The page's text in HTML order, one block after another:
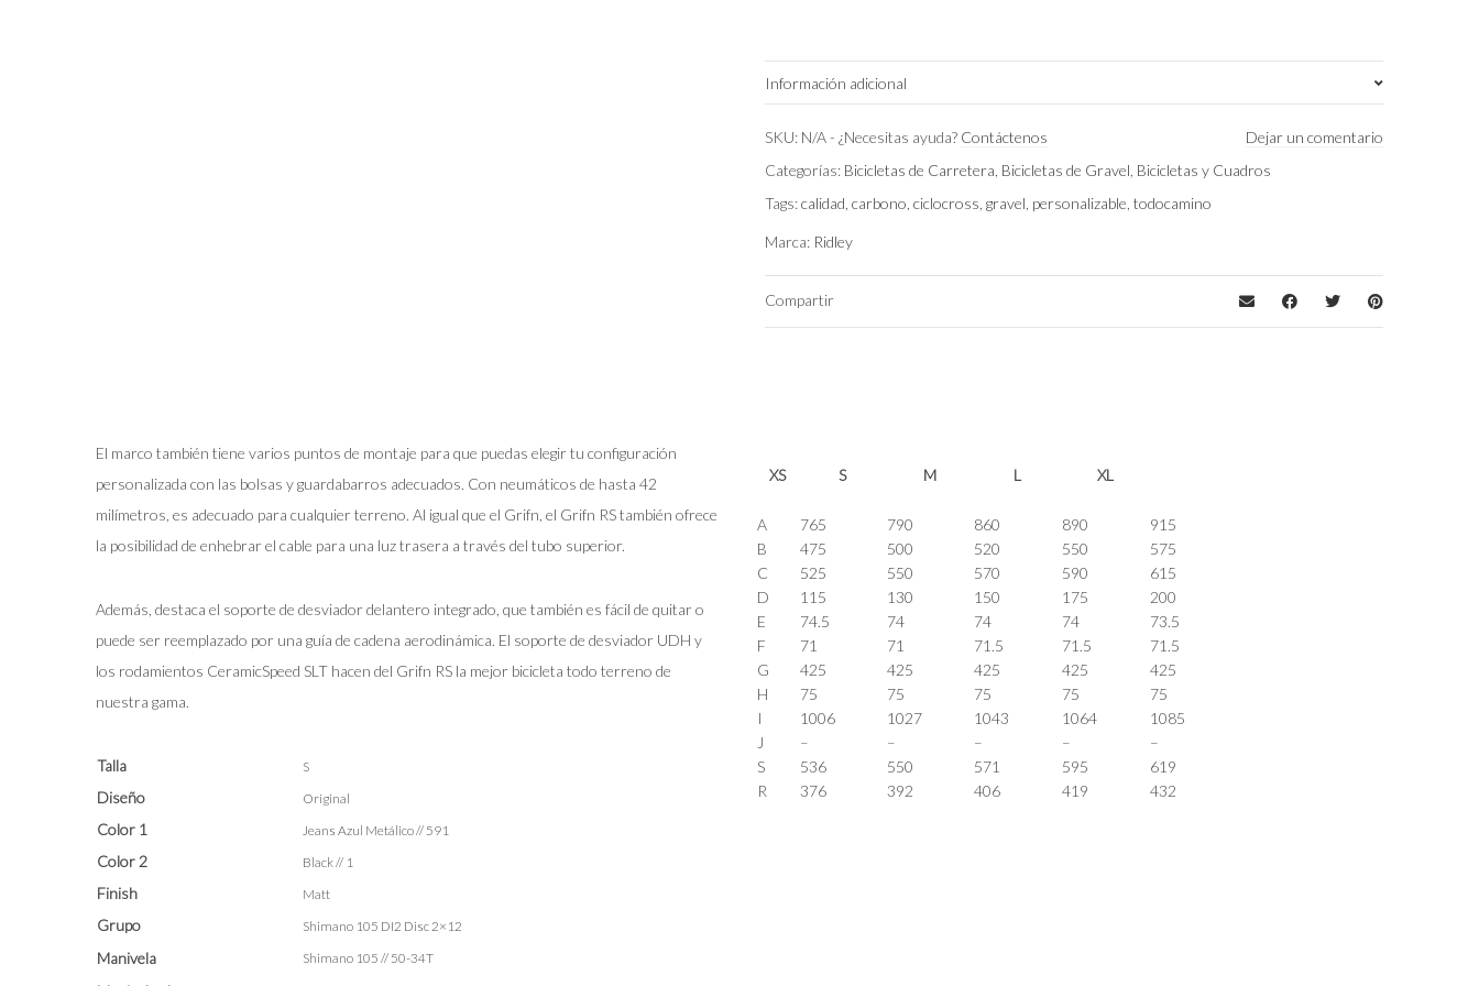
Información adicional
Talla S
Jeans Azul Metálico/Black/Matt
Montaje
SKU: N/A-¿Necesitas ayuda? Contáctenos
Dejar un comentario
Categorías: Bicicletas de Carretera Bicicletas de Gravel Bicicletas y Cuadros
Tags:calidad ,carbono ,ciclocross ,gravel personalizable ,todocamino
Marca: Ridley
Compartir
El marco también tiene varios puntos de montaje para que puedas elegir tu configuración
personalizada con las bolsas y guardabarros adecuados. Con neumáticos de hasta 42
milímetros, es adecuado para cualquier terreno. Al igual que el Grifn, el Grifn RS también ofrece
la posibilidad de enhebrar el cable para una luz trasera a través del tubo superior.
Además, destaca el soporte de desviador delantero integrado, que también es fácil de quitar o
puede ser reemplazado por una guía de cadena aerodinámica. El soporte de desviador UDH y
los rodamientos CeramicSpeed SLT hacen del Grifn RS la mejor bicicleta todo terreno de
nuestra gama.
Talla S
Diseño Original
Color 1 Jeans Azul Metálico // 591
Color 2 Black // 1
Finish Matt
Grupo Shimano 105 DI2 Disc 2×12
Manivela Shimano 105 // 50-34T
XS S M L XL
A 765 790 860 890
915
B
475 500 520 550
575
C
525 550 570 590
615
D
115 130 150 175
200
E
74.5 74 74 74
73.5
F
71 71 71.5 71.5
71.5
G
425 425 425 425
425
H
75 75 75 75
75
I
1006 1027 1043 1064
1085
J
– – – –
–
S
536 550 571 595
619
R
376 392 406 419 432